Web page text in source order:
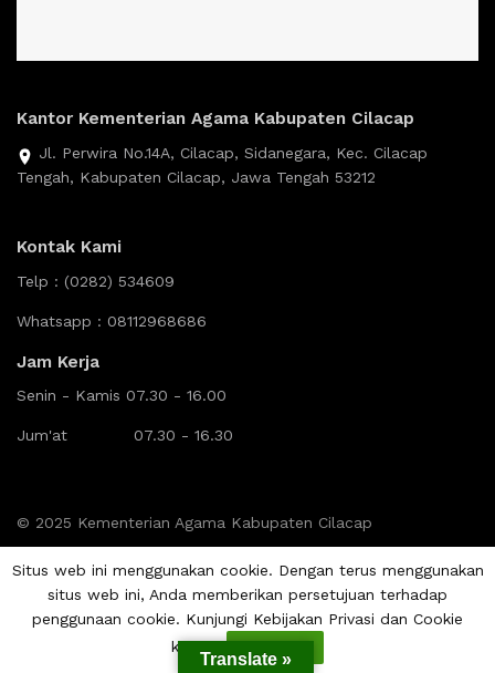
Kantor Kementerian Agama Kabupaten Cilacap
Jl. Perwira No.14A, Cilacap, Sidanegara, Kec. Cilacap
Tengah, Kabupaten Cilacap, Jawa Tengah 53212
Kontak Kami
Telp : (0282) 534609
Whatsapp : 08112968686
Jam Kerja
Senin - Kamis 07.30 - 16.00
Jum'at 07.30 - 16.30
© 2025 Kementerian Agama Kabupaten Cilacap
Translate »
Situs web ini menggunakan cookie. Dengan terus menggunakan
situs web ini, Anda memberikan persetujuan terhadap
penggunaan cookie. Kunjungi Kebijakan Privasi dan Cookie
kami.
Setuju